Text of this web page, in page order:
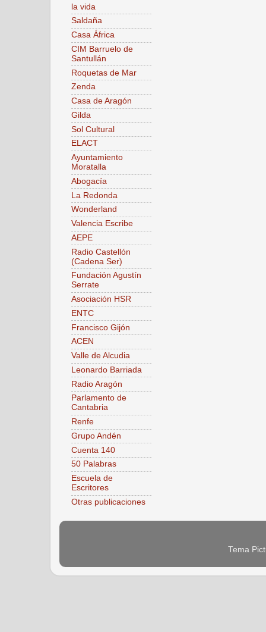
la vida
Saldaña
Casa África
CIM Barruelo de
Santullán
Roquetas de Mar
Zenda
Casa de Aragón
Gilda
Sol Cultural
ELACT
Ayuntamiento
Moratalla
Abogacía
La Redonda
Wonderland
Valencia Escribe
AEPE
Radio Castellón
(Cadena Ser)
Fundación Agustín
Serrate
Asociación HSR
ENTC
Francisco Gijón
ACEN
Valle de Alcudia
Leonardo Barriada
Radio Aragón
Parlamento de
Cantabria
Renfe
Grupo Andén
Cuenta 140
50 Palabras
Escuela de
Escritores
Otras publicaciones
Tema